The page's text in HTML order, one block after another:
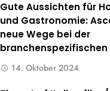
Gute Aussichten für
und Gastronomie:
neue Wege bei der
branchenspezifischen
14. Oktober 2024